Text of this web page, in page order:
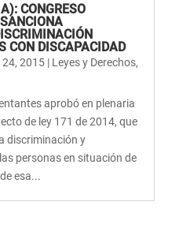
CONGRESO
CON DISCAPACIDAD
24, 2015| Leyes y Derechos,
aprobó en plenaria
de ley 171 de 2014, que
discriminación y
personas en situación de
esa...